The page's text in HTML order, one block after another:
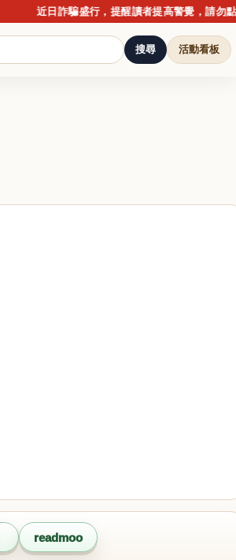
近日詐騙盛行，提醒讀者提高警覺，請勿點擊不
搜尋 活動看板
readmoo